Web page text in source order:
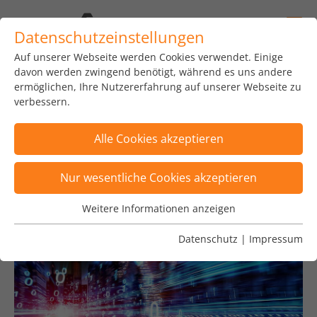
home news insights blog
Posts sind nach Tags "Kryptowährung, Target2"
×
Datenschutzeinstellungen
Auf unserer Webseite werden Cookies verwendet. Einige
davon werden zwingend benötigt, während es uns andere
ermöglichen, Ihre Nutzererfahrung auf unserer Webseite zu
verbessern.
Alle Cookies akzeptieren
Nur wesentliche Cookies akzeptieren
Wesentliche Cookies
Wesentliche Cookies werden für grundlegende
gewährleistet, dass die Webseite einwandfrei
funktioniert.
Name fe_typo_user
Cookie-Informationen anzeigen
Weitere Informationen anzeigen
Datenschutz | Impressum